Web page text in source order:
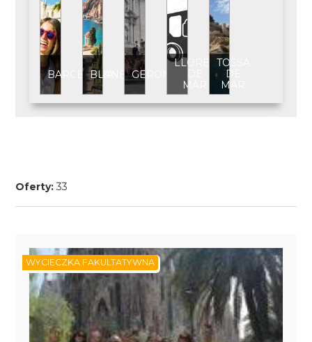
BARCELONABLANESGERONA
LLORET
MAR
TOSSA
DE
MAR
Oferty: 33
WYCIECZKA FAKULTATYWNA